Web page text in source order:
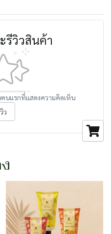
รีวิวสินค้า
นแรกที่แสดงความคิดเห็น
ว